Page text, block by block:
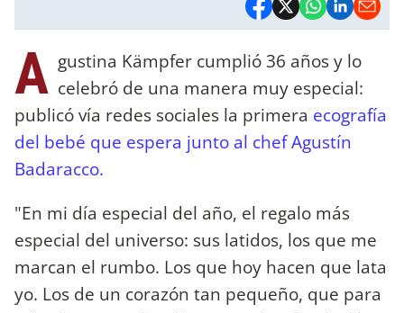
A gustina Kämpfer cumplió 36 años y lo
celebró de una manera muy especial:
publicó vía redes sociales la primera ecografía
del bebé que espera junto al chef Agustín
Badaracco.
"En mi día especial del año, el regalo más
especial del universo: sus latidos, los que me
marcan el rumbo. Los que hoy hacen que lata
yo. Los de un corazón tan pequeño, que para